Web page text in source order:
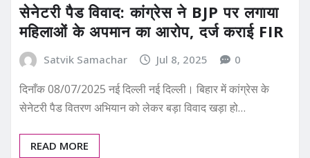
सेनेटरी पैड विवाद: कांग्रेस ने BJP पर लगाया
महिलाओं के अपमान का आरोप, दर्ज कराई FIR
Satvik Samachar Jul 8, 2025 0
दिनाँक 08/07/2025 नई दिल्ली नई दिल्ली। बिहार में कांग्रेस के
सेनेटरी पैड वितरण अभियान को लेकर बड़ा विवाद खड़ा हो…
READ MORE